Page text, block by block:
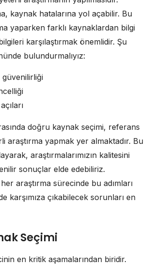
kaynak hatalarına yol açabilir. Bu
yaparken farklı kaynaklardan bilgi
karşılaştırmak önemlidir. Şu
bulundurmalıyız:
güvenilirliği
doğru kaynak seçimi, referans
araştırma yapmak yer almaktadır. Bu
araştırmalarımızın kalitesini
sonuçlar elde edebiliriz.
araştırma sürecinde bu adımları
karşımıza çıkabilecek sorunları en
Seçimi
en kritik aşamalarından biridir.